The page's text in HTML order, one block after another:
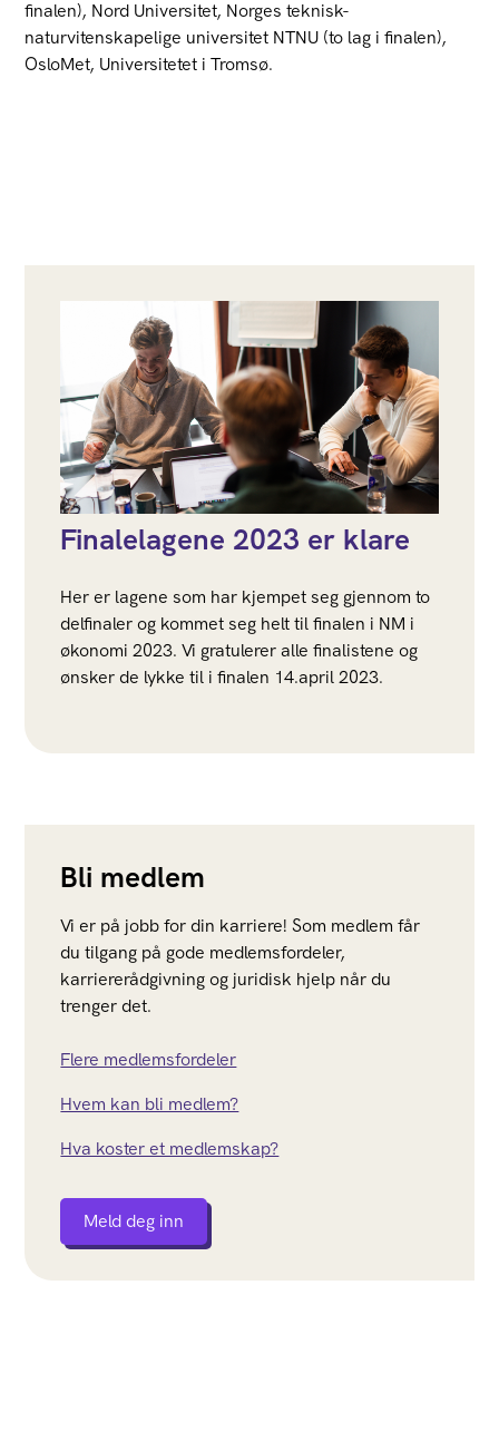
finalen), Nord Universitet, Norges teknisk-
naturvitenskapelige universitet NTNU (to lag i finalen),
OsloMet, Universitetet i Tromsø.
Finalelagene 2023 er klare
Her er lagene som har kjempet seg gjennom to
delfinaler og kommet seg helt til finalen i NM i
økonomi 2023. Vi gratulerer alle finalistene og
ønsker de lykke til i finalen 14.april 2023.
Bli medlem
Vi er på jobb for din karriere! Som medlem får
du tilgang på gode medlemsfordeler,
karriererådgivning og juridisk hjelp når du
trenger det.
Flere medlemsfordeler
Hvem kan bli medlem?
Hva koster et medlemskap?
Meld deg inn